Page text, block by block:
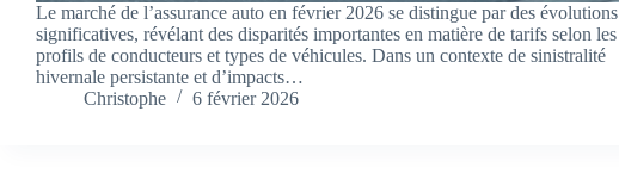
Le marché de l’assurance auto en février 2026 se distingue par des évolutions
significatives, révélant des disparités importantes en matière de tarifs selon les
profils de conducteurs et types de véhicules. Dans un contexte de sinistralité
hivernale persistante et d’impacts…
Christophe
6 février 2026